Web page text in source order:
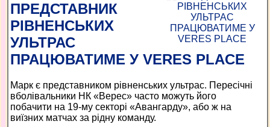
ПРЕДСТАВНИК
РІВНЕНСЬКИХ
УЛЬТРАС
ПРАЦЮВАТИМЕ У VERES PLACE
Марк є представником рівненських ультрас. Пересічні
вболівальники НК «Верес» часто можуть його
побачити на 19-му секторі «Авангарду», або ж на
виїзних матчах за рідну команду.